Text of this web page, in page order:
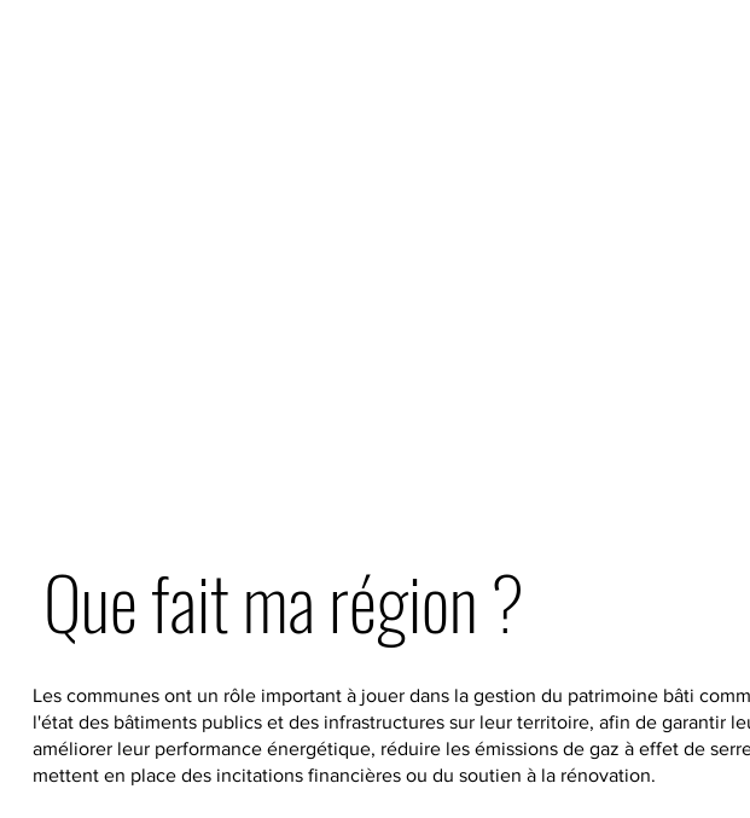
Que fait ma région ?
Les communes ont un rôle important à jouer dans la gestion du patrimoine bâti
l'état des bâtiments publics et des infrastructures sur leur territoire, afin de
améliorer leur performance énergétique, réduire les émissions de gaz à effet de
mettent en place des incitations financières ou du soutien à la rénovation.